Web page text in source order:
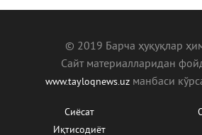
© 2019 Барча ҳуқуқлар
Сайт материалларидан
www.tayloqnews.uz манбаcи
Сиёсат
Иқтисодиёт